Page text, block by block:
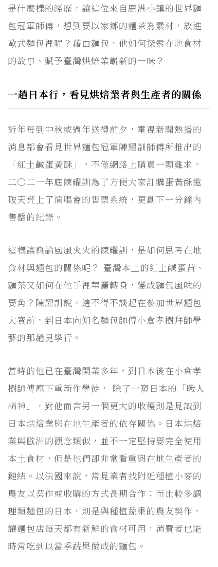
是什麼樣的經歷，讓這位來自鹿港小鎮的世界麵
包冠軍師傅，想到要以家鄉的麵茶為素材，放進
歐式麵包裡呢？藉由麵包，他如何探索在地食材
的故事、賦予臺灣烘焙業嶄新的一味？
一趟日本行，看見烘焙業者與生產者的關係
近年每到中秋或過年送禮前夕，電視新聞熱播的
消息都會看見世界麵包冠軍陳耀訓師傅所推出的
「紅土鹹蛋黃酥」，不僅網路上購買一顆難求，
二○二一年底陳耀訓為了方便大家訂購蛋黃酥還
破天荒上了演唱會的售票系統，更創下一分鐘內
售罄的紀錄。
這樣讓輿論風風火火的陳耀訓，是如何思考在地
食材與麵包的關係呢？ 臺灣本土的紅土鹹蛋黃、
麵茶又如何在他手裡華麗轉身，變成麵包風味的
要角？陳耀訓說，這不得不談起在參加世界麵包
大賽前，到日本向知名麵包師傅小倉孝樹拜師學
藝的那趟見學行。
當時的他已在臺灣開業多年，到日本後在小倉孝
樹師傅麾下重新作學徒， 除了一窺日本的「職人
精神」，對他而言另一個更大的收穫則是見識到
日本烘焙業與在地生產者的依存關係。日本烘焙
業與歐洲的觀念類似，並不一定堅持要完全使用
本土食材，但是他們卻非常看重與在地生產者的
鏈結。以法國來說，常見業者找附近種植小麥的
農友以契作或收購的方式長期合作；而比較多調
理類麵包的日本，則是與種植蔬果的農友契作，
讓麵包店每天都有新鮮的食材可用，消費者也能
時常吃到以當季蔬果做成的麵包。